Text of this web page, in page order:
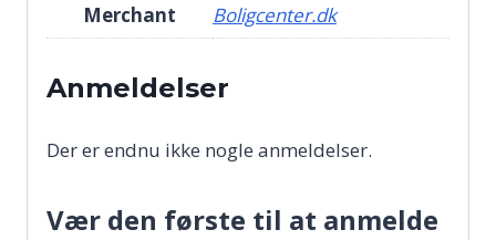
Merchant Boligcenter.dk
Anmeldelser
Der er endnu ikke nogle anmeldelser.
Vær den første til at anmelde